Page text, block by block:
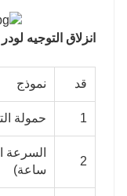
انزلاق التوجيه لودر S
قد نموذج
1 حمولة
2
السرعة
ساعة)